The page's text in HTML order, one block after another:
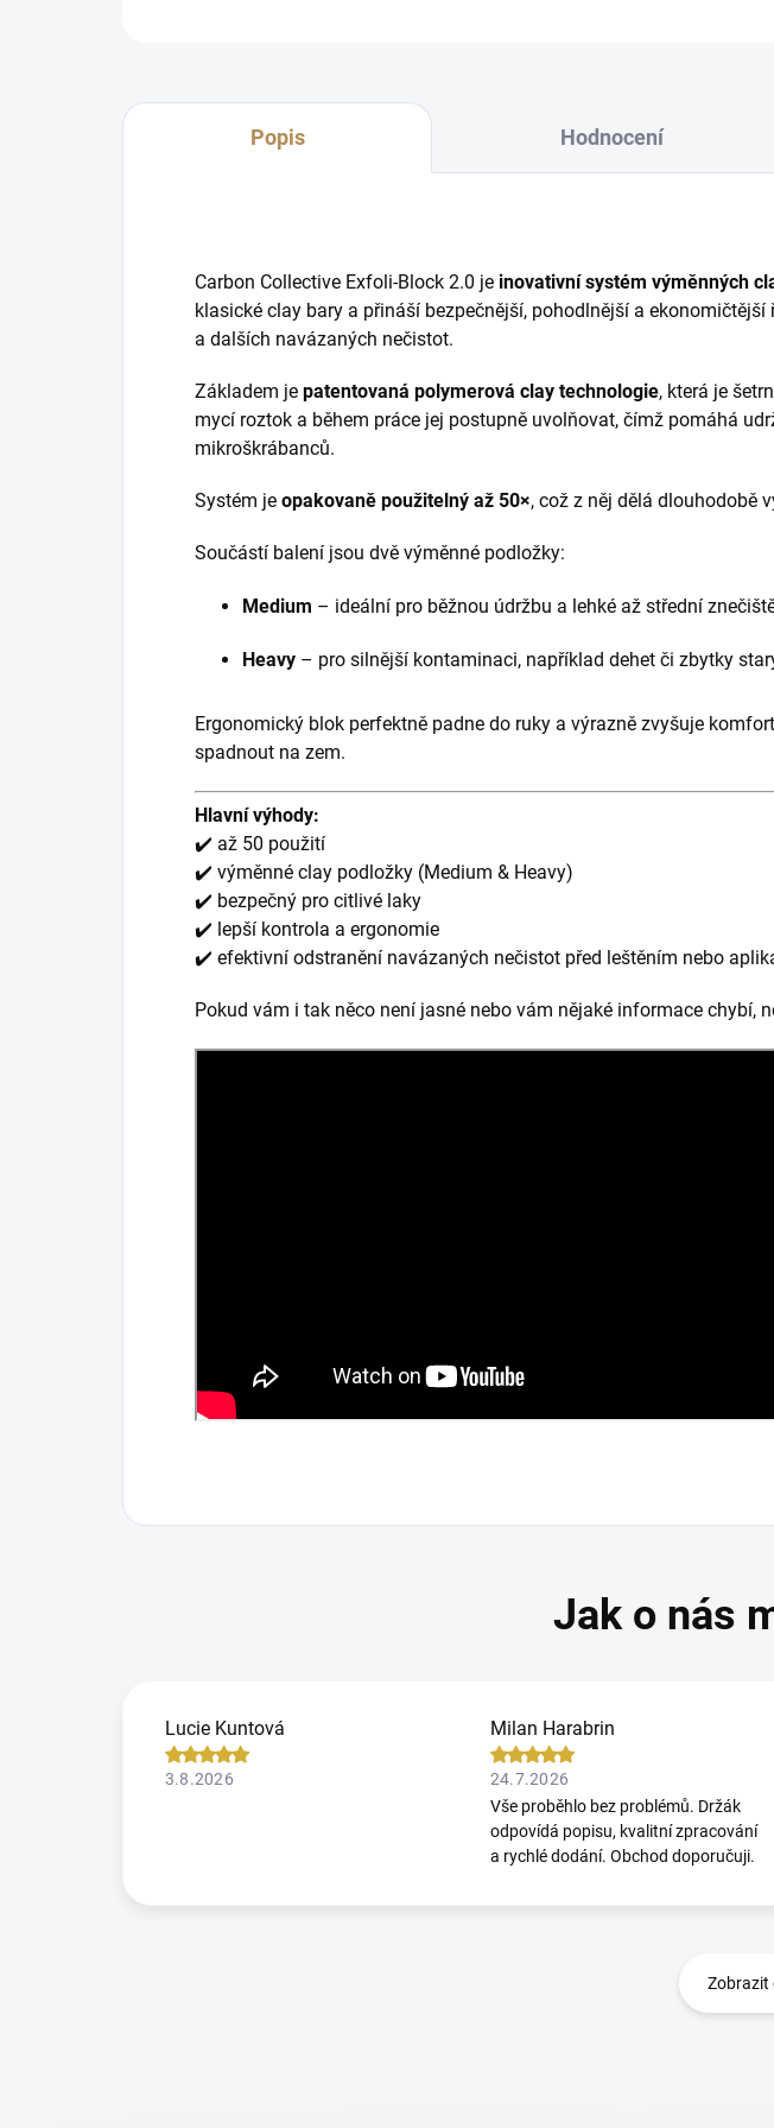
Popis Hodnocení
Carbon Collective Exfoli-Block 2.0 je inovativní systém výměnných
klasické clay bary a přináší bezpečnější, pohodlnější a
a dalších navázaných nečistot.
Základem je patentovaná polymerová clay technologie, která je
mycí roztok a během práce jej postupně uvolňovat, čímž pomáhá
mikroškrábanců.
Systém je opakovaně použitelný až 50×, což z něj dělá dlouhodobě
Součástí balení jsou dvě výměnné podložky:
Medium – ideální pro běžnou údržbu a lehké až střední
Heavy – pro silnější kontaminaci, například dehet či zbytky
Ergonomický blok perfektně padne do ruky a výrazně zvyšuje
spadnout na zem.
Hlavní výhody:
✔️ až 50 použití
✔️ výměnné clay podložky (Medium & Heavy)
✔️ bezpečný pro citlivé laky
✔️ lepší kontrola a ergonomie
✔️ efektivní odstranění navázaných nečistot před leštěním nebo
Pokud vám i tak něco není jasné nebo vám nějaké informace chybí,
Lucie Kuntová
3.8.2026
Milan Harabrin
24.7.2026
Vše proběhlo bez problémů. Držák
odpovídá popisu, kvalitní zpracování
a rychlé dodání. Obchod doporučuji.
Zobrazit